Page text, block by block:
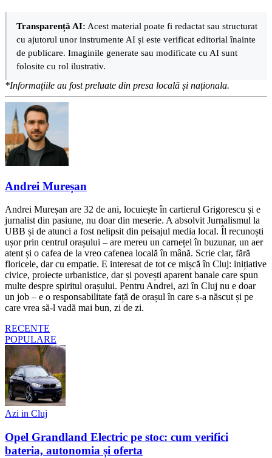
Transparență AI: Acest material poate fi redactat sau structurat
cu ajutorul unor instrumente AI și este verificat editorial înainte
de publicare. Imaginile generate sau modificate cu AI sunt
folosite cu rol ilustrativ.
*Informațiile au fost preluate din presa locală și naționala.
Andrei Mureșan
Andrei Mureșan are 32 de ani, locuiește în cartierul Grigorescu și e
jurnalist din pasiune, nu doar din meserie. A absolvit Jurnalismul la
UBB și de atunci a fost nelipsit din peisajul media local. Îl recunoști
ușor prin centrul orașului – are mereu un carnețel în buzunar, un aer
atent și o cafea de la vreo cafenea locală în mână. Scrie clar, fără
floricele, dar cu empatie. E interesat de tot ce mișcă în Cluj: inițiative
civice, proiecte urbanistice, dar și povești aparent banale care spun
multe despre spiritul orașului. Pentru Andrei, azi în Cluj nu e doar
un job – e o responsabilitate față de orașul în care s-a născut și pe
care vrea să-l vadă mai bun, zi de zi.
RECENTE
POPULARE
Azi in Cluj
Opel Grandland Electric pe stoc: cum verifici
bateria, autonomia și oferta